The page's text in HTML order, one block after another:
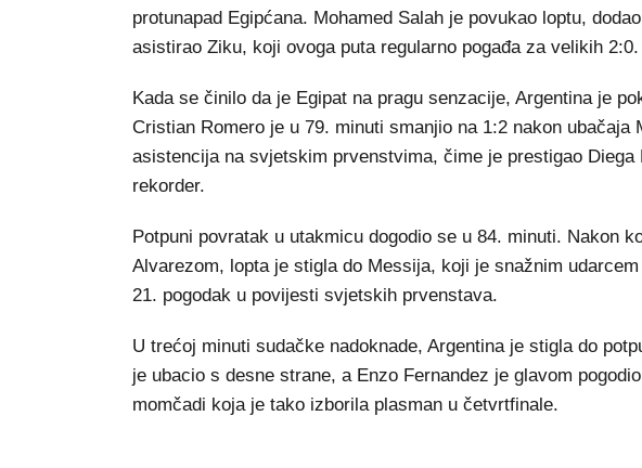
protunapad Egipćana. Mohamed Salah je povukao loptu,
asistirao Ziku, koji ovoga puta regularno pogađa za velikih 2:0.
Kada se činilo da je Egipat na pragu senzacije, Argentina je
Cristian Romero je u 79. minuti smanjio na 1:2 nakon ubačaja
asistencija na svjetskim prvenstvima, čime je prestigao Diega
rekorder.
Potpuni povratak u utakmicu dogodio se u 84. minuti. Nakon
Alvarezom, lopta je stigla do Messija, koji je snažnim
21. pogodak u povijesti svjetskih prvenstava.
U trećoj minuti sudačke nadoknade, Argentina je stigla do
je ubacio s desne strane, a Enzo Fernandez je glavom
momčadi koja je tako izborila plasman u četvrtfinale.